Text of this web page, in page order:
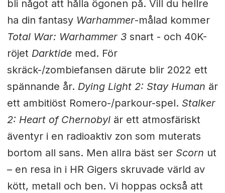
bli något att hålla ögonen på. Vill du hellre
ha din fantasy Warhammer-målad kommer
Total War: Warhammer 3snart - och 40K-
röjet Darktidemed. För
skräck-/zombiefansen därute blir 2022 ett
spännande år. Dying Light 2: Stay Human är
ett ambitiöst Romero-/parkour-spel. Stalker
2: Heart of Chernobylär ett atmosfäriskt
äventyr i en radioaktiv zon som muterats
bortom all sans. Men allra bäst ser Scorn ut
– en resa in i HR Gigers skruvade värld av
kött, metall och ben. Vi hoppas också att